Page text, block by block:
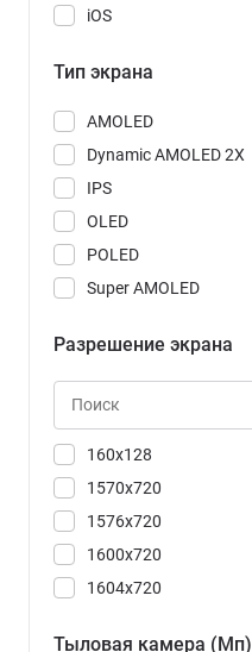
Camon 40
Camon 40 Premier 5G
Camon 40 Pro
Camon 40 Pro 5G
Camon 50
Camon 50 Ultra 5G
Galaxy A17
Galaxy A37
Galaxy A56
Galaxy A57
Galaxy A57 CAU
Galaxy S25 FE
iOS
Тип экрана
AMOLED
Dynamic AMOLED 2X
IPS
OLED
POLED
Super AMOLED
Super Retina XDR
TN
Разрешение экрана
160x128
1570x720
1576x720
1600x720
1604x720
Тыловая камера (Мп)